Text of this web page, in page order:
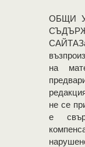
OБЩИ
на
не се
е